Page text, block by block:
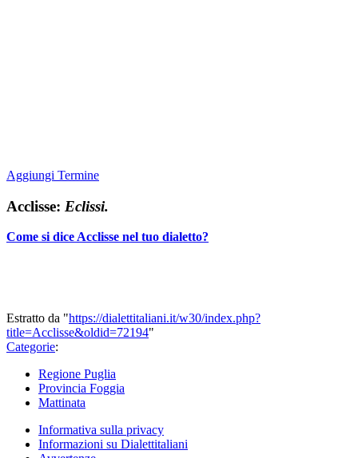
Aggiungi Termine
Acclisse: Eclissi.
Come si dice Acclisse nel tuo dialetto?
Estratto da "https://dialettitaliani.it/w30/index.php?
title=Acclisse&oldid=72194"
Categorie:
Regione Puglia
Provincia Foggia
Mattinata
Informativa sulla privacy
Informazioni su Dialettitaliani